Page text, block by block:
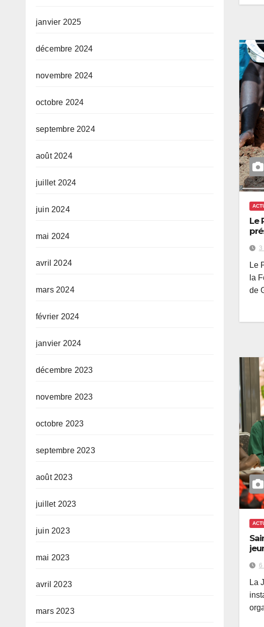
janvier 2025
décembre 2024
novembre 2024
octobre 2024
septembre 2024
août 2024
juillet 2024
juin 2024
mai 2024
avril 2024
mars 2024
février 2024
janvier 2024
décembre 2023
novembre 2023
octobre 2023
septembre 2023
août 2023
juillet 2023
juin 2023
mai 2023
avril 2023
mars 2023
Le
Le
la
de
6
La